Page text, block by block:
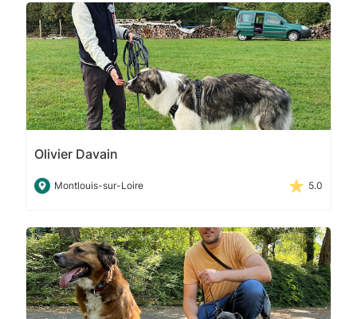
Olivier Davain
Montlouis-sur-Loire 5.0